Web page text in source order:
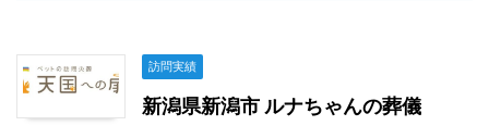
訪問実績
新潟県新潟市 ルナちゃんの葬儀